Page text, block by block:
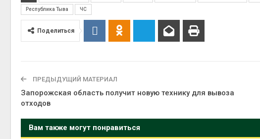
Республика Тыва ЧС
Поделиться
ПРЕДЫДУЩИЙ МАТЕРИАЛ
Запорожская область получит новую технику для вывоза
отходов
Вам также могут понравиться